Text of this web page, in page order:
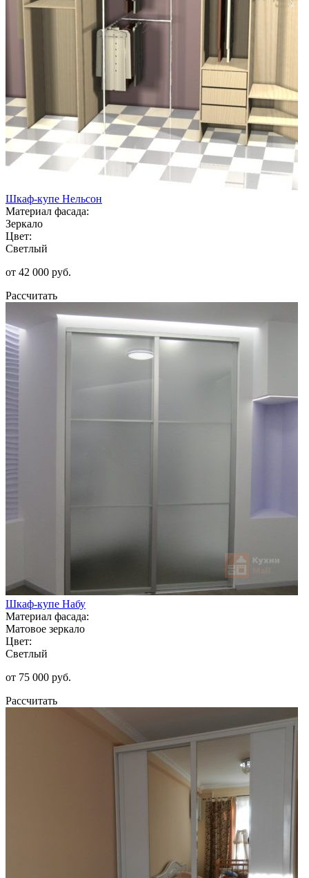
Шкаф-купе Нельсон
Материал фасада:
Зеркало
Цвет:
Светлый
от 42 000 руб.
Рассчитать
Шкаф-купе Набу
Материал фасада:
Матовое зеркало
Цвет:
Светлый
от 75 000 руб.
Рассчитать